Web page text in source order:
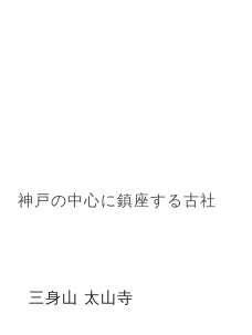
神戸の中心に鎮座する古社
三身山 太山寺